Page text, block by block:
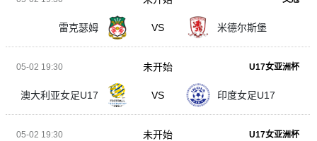
雷克瑟姆 VS 米德尔斯堡
05-02 19:30 U17女亚洲杯
澳大利亚女足U17 VS 印度女足U17
未开始
05-02 19:30 U17女亚洲杯
未开始